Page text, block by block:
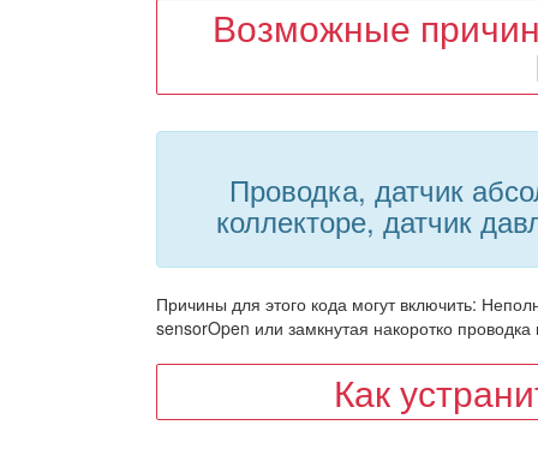
Возможные
Проводка, датчик
коллекторе, датчик
Причины для этого кода могут включить:
sensorOpen или замкнутая накоротко
Как